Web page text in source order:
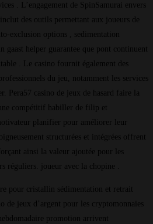
. L’engagement de SpinSamurai envers
des outils permettant aux joueurs de
exclusion options , sedimentation
gaast helper guarantee que pont continuent
. Le casino fournit également des
du jeu, notamment les services
Pera57 casino de jeux de hasard faire la
compétitif habiller de filip et
planifier pour améliorer leur
structurées et intégrées offrent
ainsi la valeur ajoutée pour les
réguliers. joueur avec la chopine .
pour cristallin sédimentation et retrait
de jeux d’argent pour les cryptomonnaies
promotion arrivent